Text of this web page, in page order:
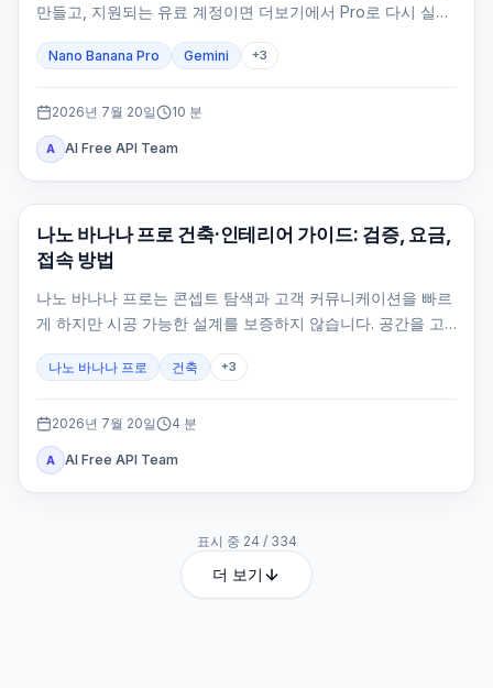
만들고, 지원되는 유료 계정이면 더보기에서 Pro로 다시 실행
인해야 합니다.
Nano Banana Pro Gemini +3
2026년 7월 20일 10 분
A AI Free API Team
AI 이미지 생성
나노 바나나 프로 건축·인테리어 가이드: 검증, 요금,
접속 방법
나노 바나나 프로는 콘셉트 탐색과 고객 커뮤니케이션을 빠르
게 하지만 시공 가능한 설계를 보증하지 않습니다. 공간을 고
나노 바나나 프로 건축 +3
2026년 7월 20일 4 분
A AI Free API Team
표시 중 24 / 334
더 보기